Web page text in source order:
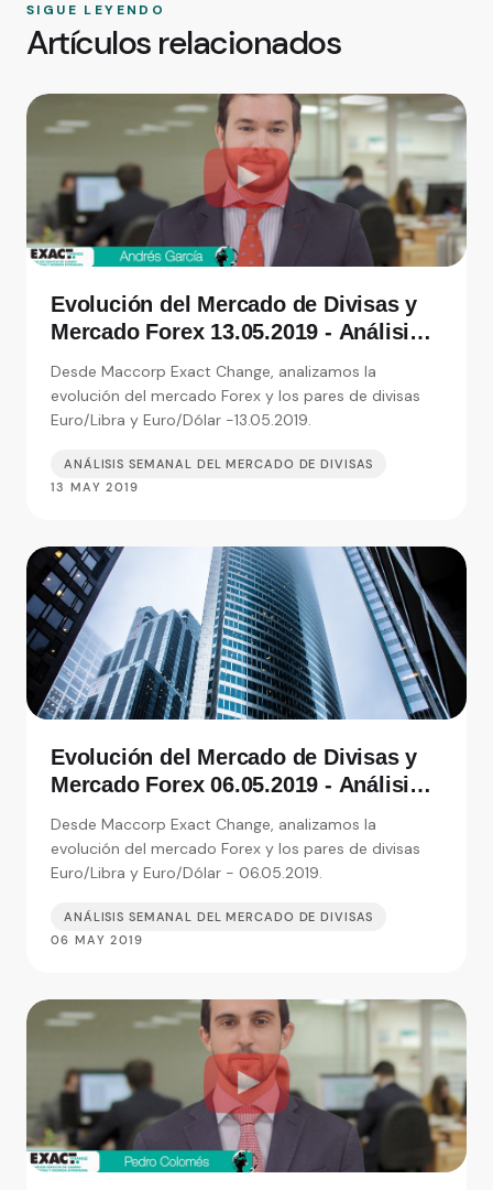
SIGUE LEYENDO
Artículos relacionados
Evolución del Mercado de Divisas y
Mercado Forex 13.05.2019 - Análisis
de moneda
Desde Maccorp Exact Change, analizamos la
evolución del mercado Forex y los pares de divisas
Euro/Libra y Euro/Dólar -13.05.2019.
ANÁLISIS SEMANAL DEL MERCADO DE DIVISAS
13 MAY 2019
Evolución del Mercado de Divisas y
Mercado Forex 06.05.2019 - Análisis
de moneda
Desde Maccorp Exact Change, analizamos la
evolución del mercado Forex y los pares de divisas
Euro/Libra y Euro/Dólar - 06.05.2019.
ANÁLISIS SEMANAL DEL MERCADO DE DIVISAS
06 MAY 2019